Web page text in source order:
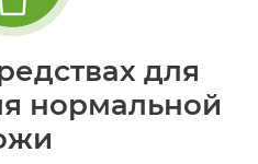
для
нормальной